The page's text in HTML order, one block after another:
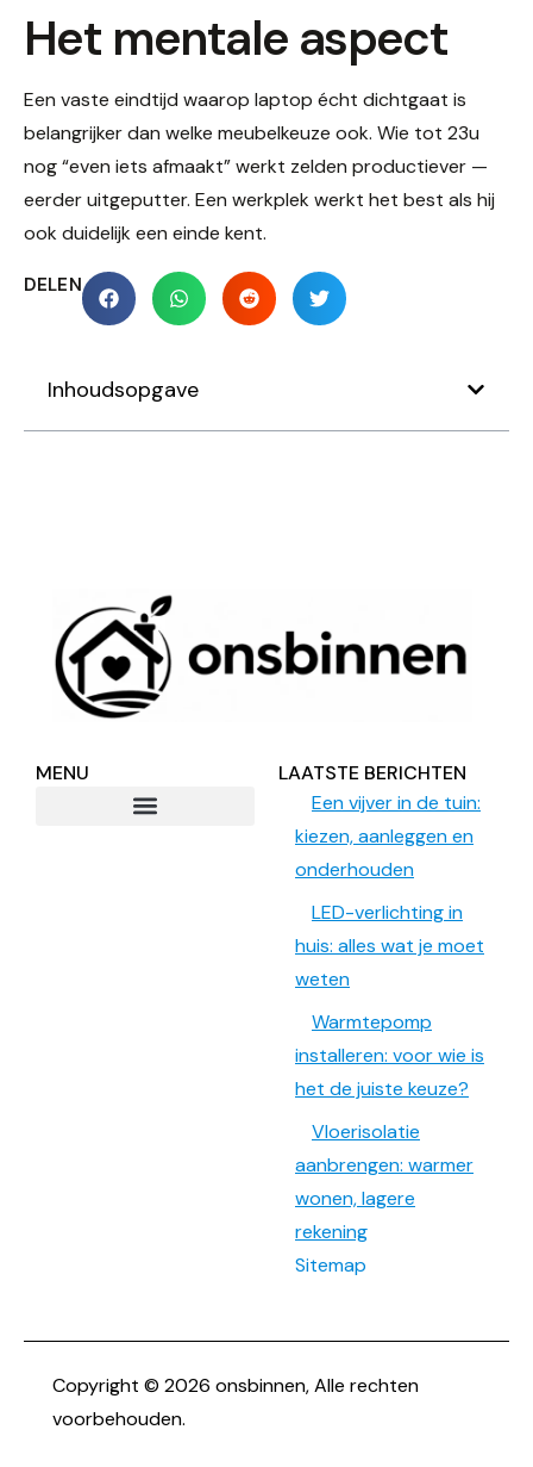
Het mentale aspect
Een vaste eindtijd waarop laptop écht dichtgaat is
belangrijker dan welke meubelkeuze ook. Wie tot 23u
nog “even iets afmaakt” werkt zelden productiever —
eerder uitgeputter. Een werkplek werkt het best als hij
ook duidelijk een einde kent.
DELEN
Inhoudsopgave
MENU
LAATSTE BERICHTEN
Een vijver in de tuin:
kiezen, aanleggen en
onderhouden
LED-verlichting in
huis: alles wat je moet
weten
Warmtepomp
installeren: voor wie is
het de juiste keuze?
Vloerisolatie
aanbrengen: warmer
wonen, lagere
rekening
Sitemap
Copyright © 2026 onsbinnen, Alle rechten
voorbehouden.